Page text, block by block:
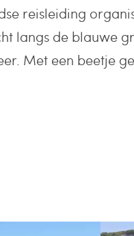
reisleiding
langs de blauwe
Met een beetje